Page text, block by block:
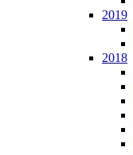
2019
2018